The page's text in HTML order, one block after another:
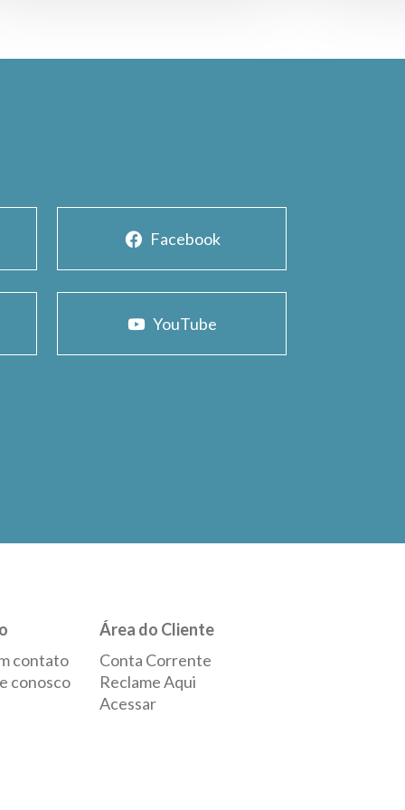
Facebook
YouTube
contato
conosco
Área do Cliente
Conta Corrente
Reclame Aqui
Acessar